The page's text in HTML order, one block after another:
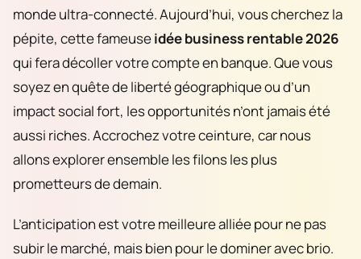
monde ultra-connecté. Aujourd’hui, vous cherchez la
pépite, cette fameuseidée business rentable 2026
qui fera décoller votre compte en banque. Que vous
soyez en quête de liberté géographique ou d’un
impact social fort, les opportunités n’ont jamais été
aussi riches. Accrochez votre ceinture, car nous
allons explorer ensemble les filons les plus
prometteurs de demain.
L’anticipation est votre meilleure alliée pour ne pas
subir le marché, mais bien pour le dominer avec brio.